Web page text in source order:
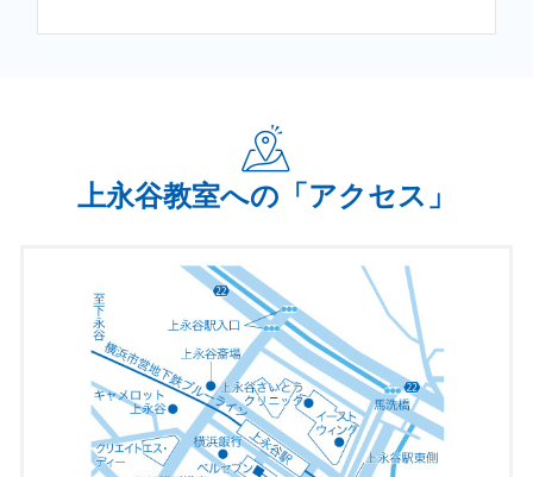
上永谷教室への「アクセス」